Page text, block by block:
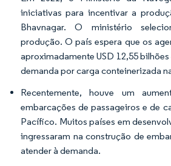
iniciativas para incentivar a
Bhavnagar. O ministério
produção. O país espera que os
aproximadamente USD 12,55
demanda por carga conteinerizada
Recentemente, houve um
embarcações de passageiros e de
Pacífico. Muitos países em
ingressaram na construção de
atender à demanda.